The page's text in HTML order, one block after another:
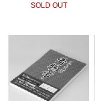
SOLD OUT